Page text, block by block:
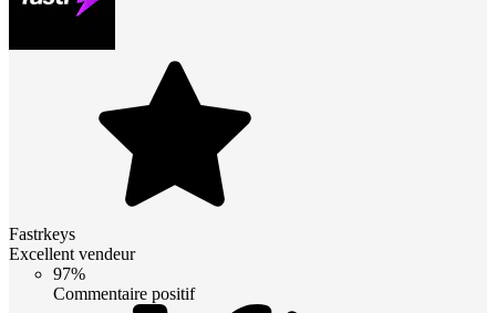
Fastrkeys
Excellent vendeur
97%
Commentaire positif